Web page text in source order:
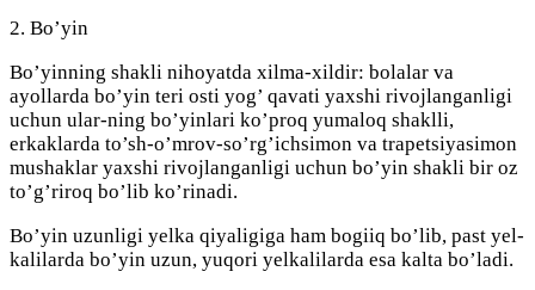
2. Bo’yin
Bo’yinning shakli nihoyatda xilma-xildir: bolalar va
ayollarda bo’yin teri osti yog’ qavati yaxshi rivojlanganligi
uchun ular-ning bo’yinlari ko’proq yumaloq shaklli,
erkaklarda to’sh-o’mrov-so’rg’ichsimon va trapetsiyasimon
mushaklar yaxshi rivojlanganligi uchun bo’yin shakli bir oz
to’g’riroq bo’lib ko’rinadi.
Bo’yin uzunligi yelka qiyaligiga ham bogiiq bo’lib, past yel-
kalilarda bo’yin uzun, yuqori yelkalilarda esa kalta bo’ladi.